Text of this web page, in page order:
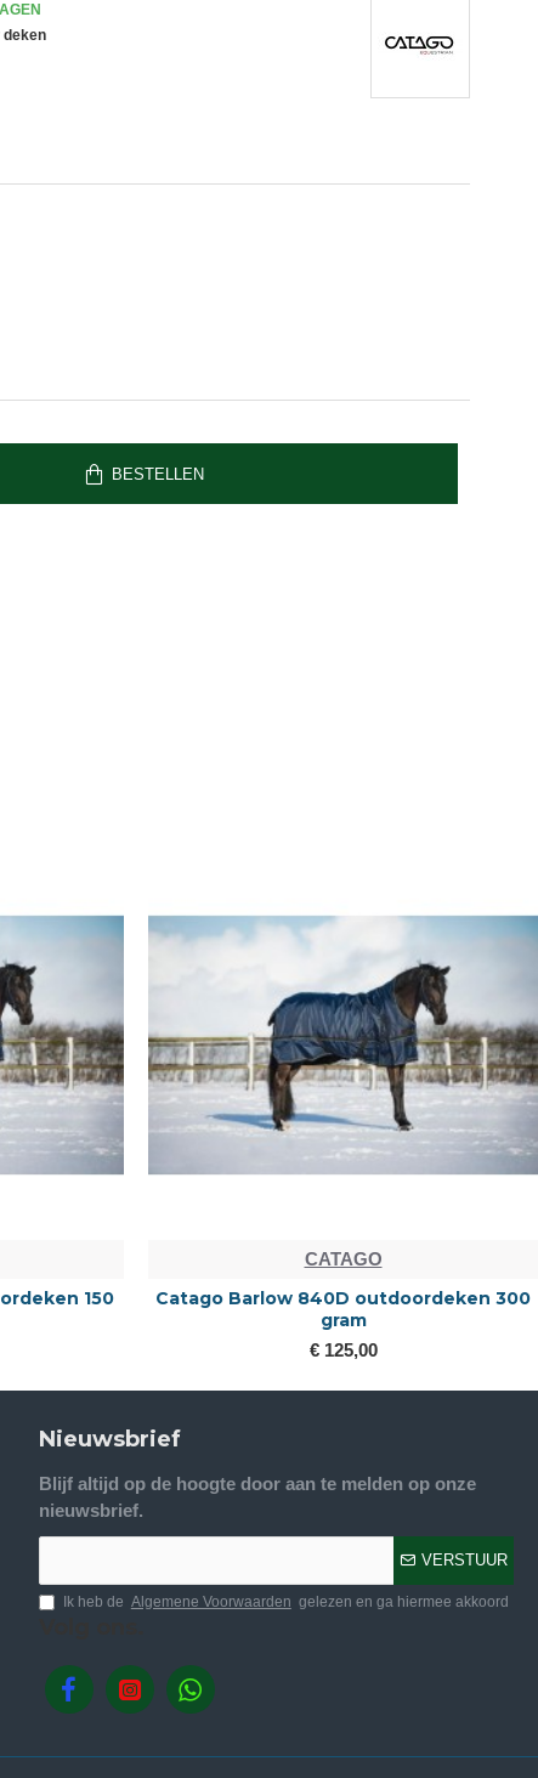
deken
BESTELLEN
150
CATAGO
Catago Barlow 840D outdoordeken 300
gram
€ 125,00
Nieuwsbrief
Blijf altijd op de hoogte door aan te melden op onze
nieuwsbrief.
VERSTUUR
Ik heb de Algemene Voorwaarden gelezen en ga hiermee akkoord